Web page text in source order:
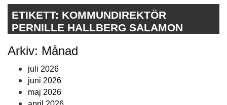
ETIKETT: KOMMUNDIREKTÖR
PERNILLE HALLBERG SALAMON
Arkiv: Månad
juli 2026
juni 2026
maj 2026